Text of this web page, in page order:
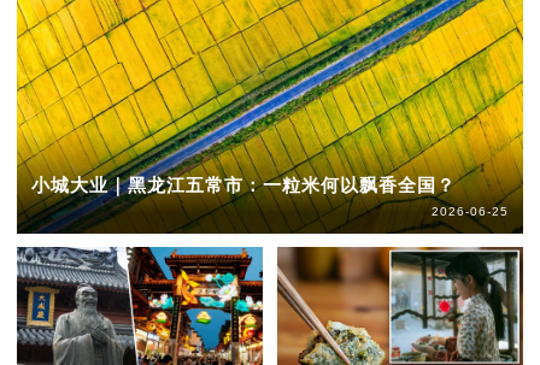
小城大业｜黑龙江五常市：一粒米何以飘香全国？
2026-06-25